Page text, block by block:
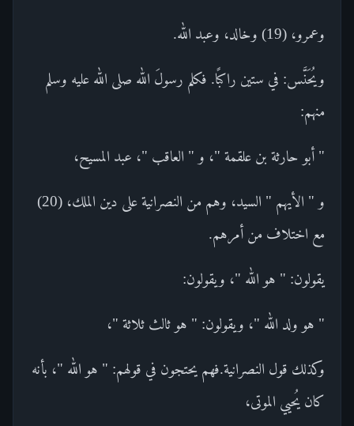
وعمرو، (19) وخالد، وعبد الله.
ويُحَنَّس: في ستين راكبًا. فكلم رسولَ الله صلى الله عليه وسلم
منهم:
" أبو حارثة بن علقمة "، و " العاقب "، عبد المسيح،
و " الأيهم " السيد، وهم من النصرانية على دين الملك، (20)
مع اختلاف من أمرهم.
يقولون: " هو الله "، ويقولون:
" هو ولد الله "، ويقولون: " هو ثالث ثلاثة "،
وكذلك قول النصرانية.فهم يحتجون في قولهم: " هو الله "، بأنه
كان يُحيي الموتى،